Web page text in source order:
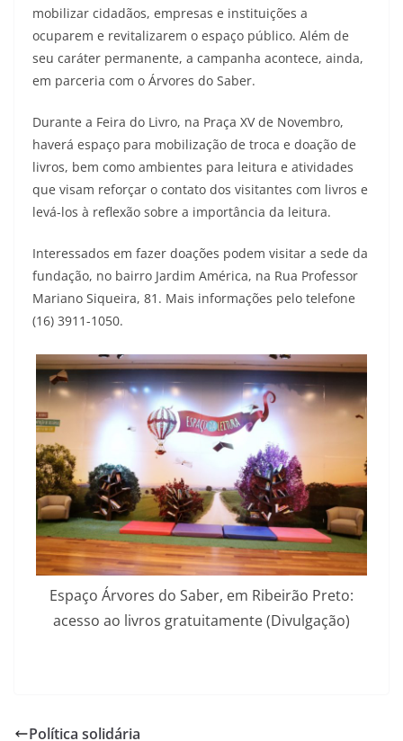
mobilizar cidadãos, empresas e instituições a
ocuparem e revitalizarem o espaço público. Além de
seu caráter permanente, a campanha acontece, ainda,
em parceria com o Árvores do Saber.
Durante a Feira do Livro, na Praça XV de Novembro,
haverá espaço para mobilização de troca e doação de
livros, bem como ambientes para leitura e atividades
que visam reforçar o contato dos visitantes com livros e
levá-los à reflexão sobre a importância da leitura.
Interessados em fazer doações podem visitar a sede da
fundação, no bairro Jardim América, na Rua Professor
Mariano Siqueira, 81. Mais informações pelo telefone
(16) 3911-1050.
Espaço Árvores do Saber, em Ribeirão Preto:
acesso ao livros gratuitamente (Divulgação)
Política solidária